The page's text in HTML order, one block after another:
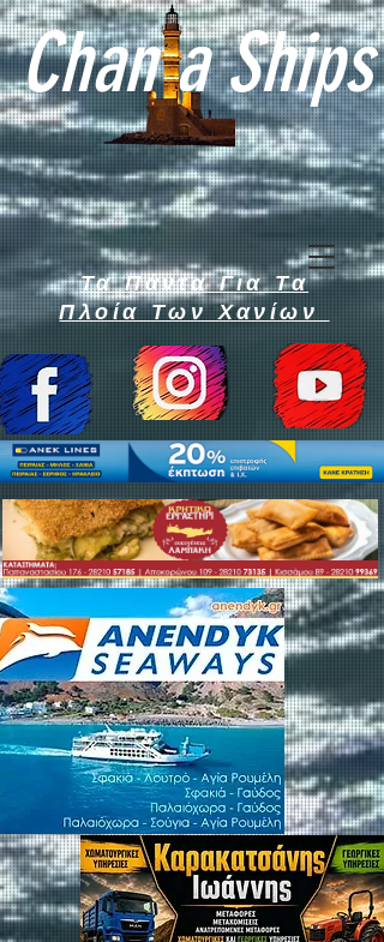
Chan a Ships
Τα Πάντα Για Τα
Πλοία Των Χανίων